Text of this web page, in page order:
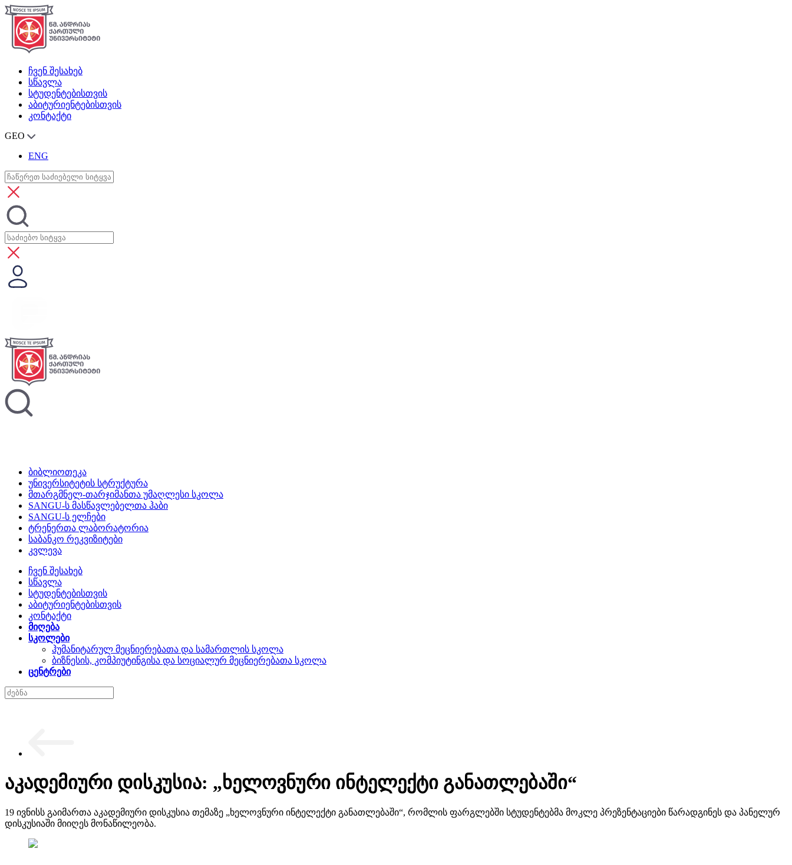
ჩვენ შესახებ
სწავლა
სტუდენტებისთვის
აბიტურიენტებისთვის
კონტაქტი
GEO
ENG
ბიბლიოთეკა
უნივერსიტეტის სტრუქტურა
მთარგმნელ-თარჯიმანთა უმაღლესი სკოლა
SANGU-ს მასწავლებელთა ჰაბი
SANGU-ს ელჩები
ტრენერთა ლაბორატორია
საბანკო რეკვიზიტები
კვლევა
ჩვენ შესახებ
სწავლა
სტუდენტებისთვის
აბიტურიენტებისთვის
კონტაქტი
მიღება
სკოლები
ჰუმანიტარულ მეცნიერებათა და სამართლის სკოლა
ბიზნესის, კომპიუტინგისა და სოციალურ მეცნიერებათა სკოლა
ცენტრები
აკადემიური დისკუსია: „ხელოვნური ინტელექტი განათლებაში“
19 ივნისს გაიმართა აკადემიური დისკუსია თემაზე „ხელოვნური ინტელექტი განათლებაში“, რომლის ფარგლებში სტუდენტებმა მოკლე პრეზენტაციები წარადგინეს და პანელურ
დისკუსიაში მიიღეს მონაწილეობა.